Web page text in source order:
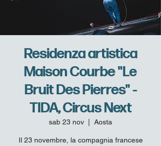
Residenza artistica
Maison Courbe "Le
Bruit Des Pierres" -
TIDA, Circus Next
sab 23 nov Aosta
Il 23 novembre, la compagnia francese